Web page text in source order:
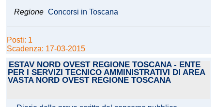
Regione Concorsi in Toscana
Posti: 1
Scadenza: 17-03-2015
ESTAV NORD OVEST REGIONE TOSCANA - ENTE
PER I SERVIZI TECNICO AMMINISTRATIVI DI AREA
VASTA NORD OVEST REGIONE TOSCANA